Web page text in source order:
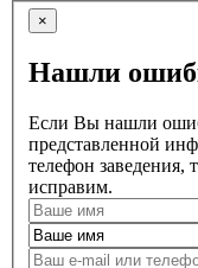
×
Нашли
Если Вы нашли
представленной
телефон
исправим.